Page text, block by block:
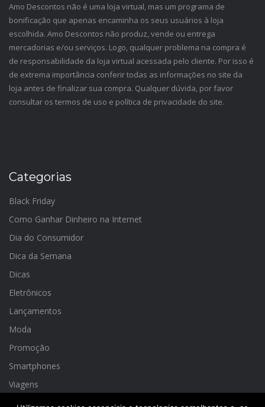
Amo Descontos não é uma loja virtual, mas um programa de
bonificação que apenas encaminha os seus usuários à loja
escolhida. Amo Descontos não produz, vende ou entrega
mercadorias e/ou serviços. Logo, qualquer problema na compra é
de responsabilidade da loja virtual acessada pelo cliente. Por isso é
de extrema importância conferir todas as informações no site da
loja antes de finalizar sua compra. Qualquer dúvida, por favor
consultar os termos de uso e política de privacidade do site.
Categorias
Black Friday
Como Ganhar Dinheiro na Internet
Dia do Consumidor
Dica da Semana
Dicas
Eletrônicos
Lançamentos
Moda
Promoção
Smartphones
Viagens